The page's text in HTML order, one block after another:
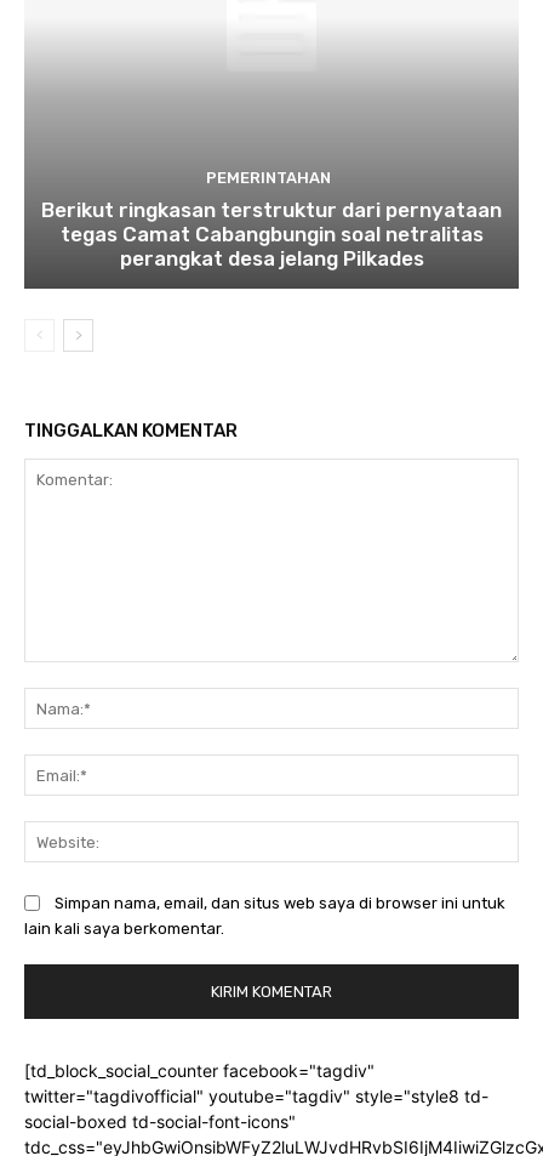
PEMERINTAHAN
Berikut ringkasan terstruktur dari pernyataan
tegas Camat Cabangbungin soal netralitas
perangkat desa jelang Pilkades
TINGGALKAN KOMENTAR
Simpan nama, email, dan situs web saya di browser ini untuk
lain kali saya berkomentar.
[td_block_social_counter facebook="tagdiv"
twitter="tagdivofficial" youtube="tagdiv" style="style8 td-
social-boxed td-social-font-icons"